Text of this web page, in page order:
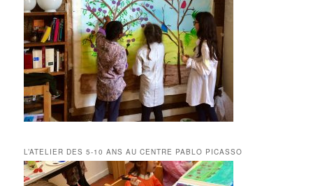
L’ATELIER DES 5-10 ANS AU CENTRE PABLO PICASSO